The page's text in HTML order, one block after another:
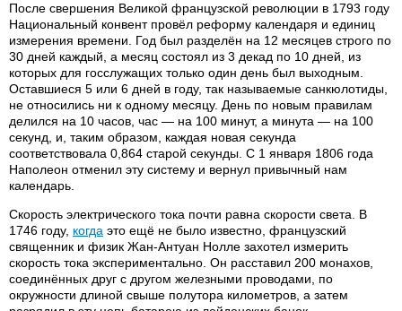
После свершения Великой французской революции в 1793 году
Национальный конвент провёл реформу календаря и единиц
измерения времени. Год был разделён на 12 месяцев строго по
30 дней каждый, а месяц состоял из 3 декад по 10 дней, из
которых для госслужащих только один день был выходным.
Оставшиеся 5 или 6 дней в году, так называемые санкюлотиды,
не относились ни к одному месяцу. День по новым правилам
делился на 10 часов, час — на 100 минут, а минута — на 100
секунд, и, таким образом, каждая новая секунда
соответствовала 0,864 старой секунды. С 1 января 1806 года
Наполеон отменил эту систему и вернул привычный нам
календарь.
Скорость электрического тока почти равна скорости света. В
1746 году, когда это ещё не было известно, французский
священник и физик Жан-Антуан Нолле захотел измерить
скорость тока экспериментально. Он расставил 200 монахов,
соединённых друг с другом железными проводами, по
окружности длиной свыше полутора километров, а затем